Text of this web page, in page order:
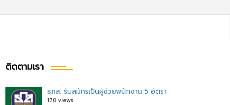
ติดตามเรา
ธกส. รับสมัครเป็นผู้ช่วยพนักงาน 5 อัตรา
170 views